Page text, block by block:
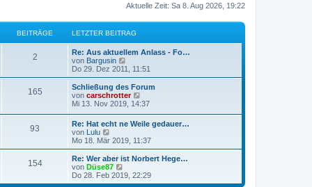
Aktuelle Zeit: Sa 8. Aug 2026, 19:22
BEITRÄGE LETZTER BEITRAG
2B
i
r
ä
g
e
L
e
t
z
t
e
r
e
i
t
r
a
g
Re: Aus aktuellem Anlass - Fo…
von Bargusin
e
u
e
s
t
e
r
B
i
t
r
g
Do 29. Dez 2011, 11:51
165B
r
ä
L
e
t
t
e
r
B
e
i
t
r
Schließung des Forum
von carschrotter
e
e
s
e
r
B
i
Mi 13. Nov 2019, 14:37
93
i
t
L
e
t
z
t
e
r
Re: Hat echt ne Weile gedauer…
von Lulu
e
u
e
s
t
Mo 18. Mär 2019, 11:37
154B
L
e
t
z
Re: Wer aber ist Norbert Hege…
von Düse87
e
u
Do 28. Feb 2019, 22:29